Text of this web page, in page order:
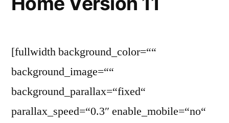
[fullwidth background_color=““
background_image=““
background_parallax=“fixed“
parallax_speed=“0.3″ enable_mobile=“no“